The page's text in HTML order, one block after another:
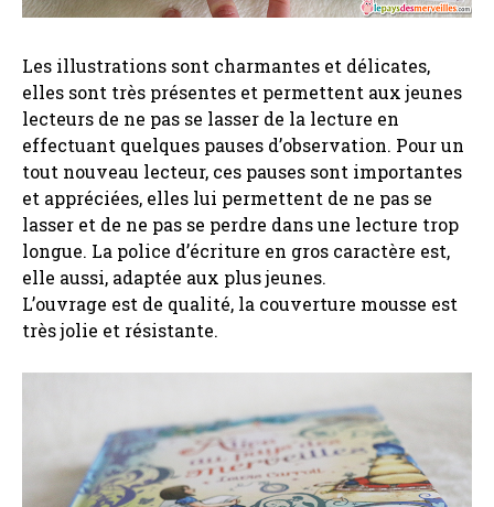
Les illustrations sont charmantes et délicates,
elles sont très présentes et permettent aux jeunes
lecteurs de ne pas se lasser de la lecture en
effectuant quelques pauses d’observation. Pour un
tout nouveau lecteur, ces pauses sont importantes
et appréciées, elles lui permettent de ne pas se
lasser et de ne pas se perdre dans une lecture trop
longue. La police d’écriture en gros caractère est,
elle aussi, adaptée aux plus jeunes.
L’ouvrage est de qualité, la couverture mousse est
très jolie et résistante.